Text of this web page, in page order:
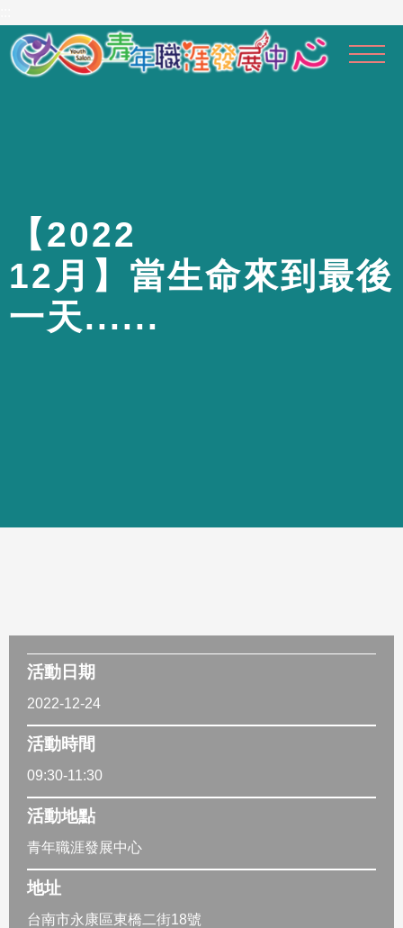
主
要
【 2022
12 月 】 當生命來到 最後
一天......
活動日期
2022-12-24
活動時間
09:30-11:30
活動地點
青年職涯發展中心
地址
台南市永康區東橋二街18號